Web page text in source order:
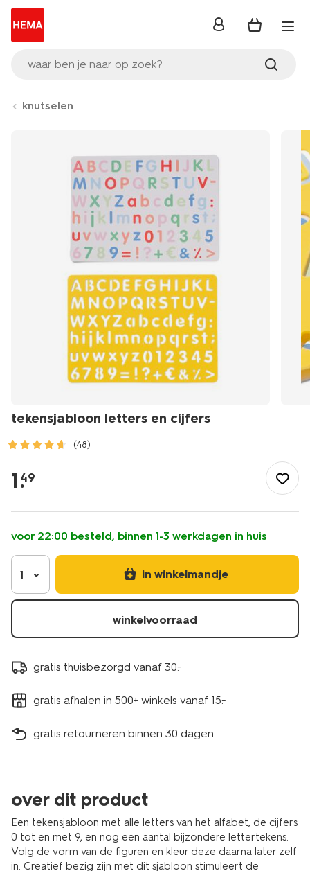
waar ben je naar op zoek?
inloggen
knutselen
tekensjabloon letters en cijfers
(48)
hobby/knutselen/tekensjabloon-
letters-
cijfers-
15900080.html
1.
49
voor 22:00 besteld, binnen 1-3 werkdagen in huis
1 in winkelmandje
winkelvoorraad
gratis thuisbezorgd vanaf 30.-
gratis afhalen in 500+ winkels vanaf 15.-
gratis retourneren binnen 30 dagen
over dit product
Een tekensjabloon met alle letters van het alfabet, de cijfers
0 tot en met 9, en nog een aantal bijzondere lettertekens.
Volg de vorm van de figuren en kleur deze daarna later zelf
in. Creatief bezig zijn met dit sjabloon stimuleert de